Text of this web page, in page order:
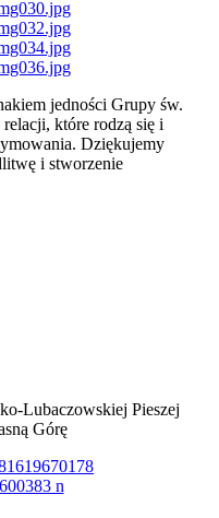
jedności Grupy św.
relacji, które rodzą się i
Dziękujemy
i stworzenie
Lubaczowskiej Pieszej
Górę